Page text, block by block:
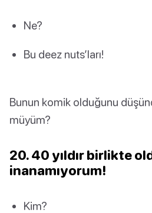
Ne?
Bu deez nuts’ları!
Bunun komik olduğunu
müyüm?
20. 40 yıldır birlikte
inanamıyorum!
Kim?